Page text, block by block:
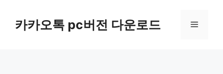
카카오톡 pc버전 다운로드 메